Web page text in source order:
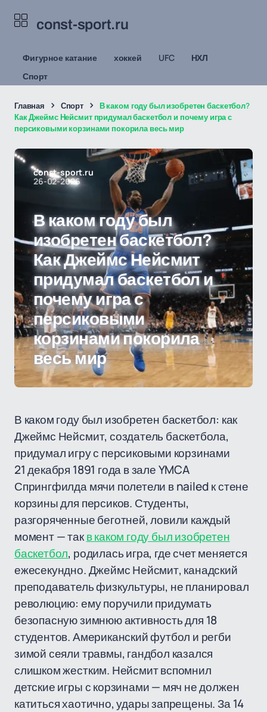
const-sport.ru
Фигурное катание хоккей UFC
НХЛ
Спорт
Главная Спорт
В каком году был изобретен баскетбол?
Как Джеймс Нейсмит придумал баскетбол и почему игра с
персиковыми корзинами покорила весь мир
const-sport.ru
26-02-2026
В каком году был
изобретен баскетбол?
Как Джеймс Нейсмит
придумал баскетбол и
почему игра с
персиковыми
корзинами покорила
весь мир
В каком году был изобретен баскетбол: как
Джеймс Нейсмит, создатель баскетбола,
придумал игру с персиковыми корзинами
21 декабря 1891 года в зале YMCA
Спрингфилда мячи полетели в nailed к стене
корзины для персиков. Студенты,
разгоряченные беготней, ловили каждый
момент — такв каком году был изобретен
баскетбол, родилась игра, где счет меняется
ежесекундно. Джеймс Нейсмит, канадский
преподаватель физкультуры, не планировал
революцию: ему поручили придумать
безопасную зимнюю активность для 18
студентов. Американский футбол и регби
зимой сеяли травмы, гандбол казался
слишком жестким. Нейсмит вспомнил
детские игры с корзинами — мяч не должен
катиться хаотично, удары запрещены. За 14